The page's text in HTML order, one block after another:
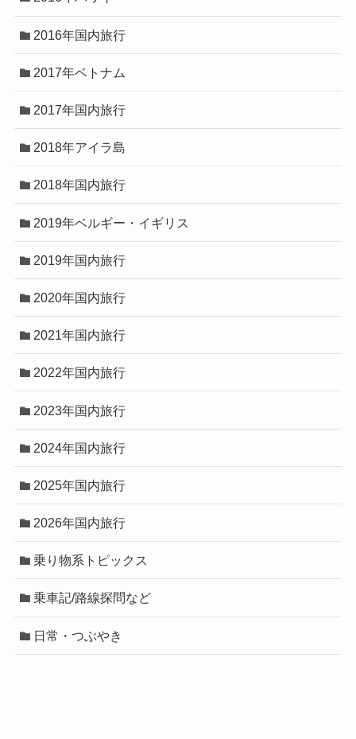
2016年国内旅行
2017年ベトナム
2017年国内旅行
2018年アイラ島
2018年国内旅行
2019年ベルギー・イギリス
2019年国内旅行
2020年国内旅行
2021年国内旅行
2022年国内旅行
2023年国内旅行
2024年国内旅行
2025年国内旅行
2026年国内旅行
乗り物系トピックス
乗車記/路線探問など
日常・つぶやき